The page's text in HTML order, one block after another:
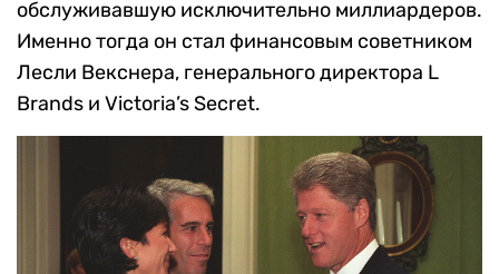
обслуживавшую исключительно миллиардеров.
Именно тогда он стал финансовым советником
Лесли Векснера, генерального директора L
Brands и Victoria’s Secret.